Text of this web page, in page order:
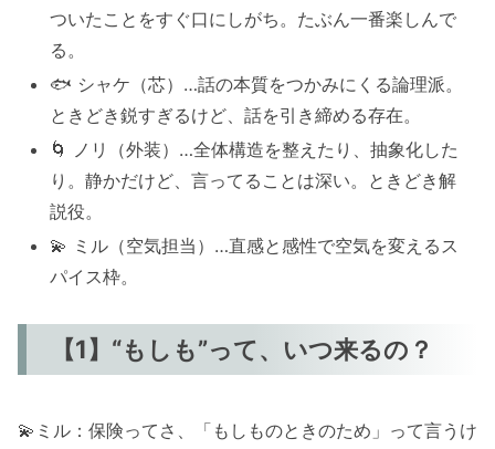
ついたことをすぐ口にしがち。たぶん一番楽しんで
る。
🐟 シャケ（芯）…話の本質をつかみにくる論理派。
ときどき鋭すぎるけど、話を引き締める存在。
🌀 ノリ（外装）…全体構造を整えたり、抽象化した
り。静かだけど、言ってることは深い。ときどき解
説役。
💫 ミル（空気担当）…直感と感性で空気を変えるス
パイス枠。
【1】“もしも”って、いつ来るの？
💫ミル：保険ってさ、「もしものときのため」って言うけ